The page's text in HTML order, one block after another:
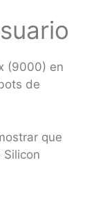
(9000) en
de
que